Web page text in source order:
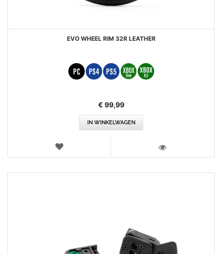
EVO WHEEL RIM 32R LEATHER
€ 99,99
IN WINKELWAGEN
VERLANGLIJST